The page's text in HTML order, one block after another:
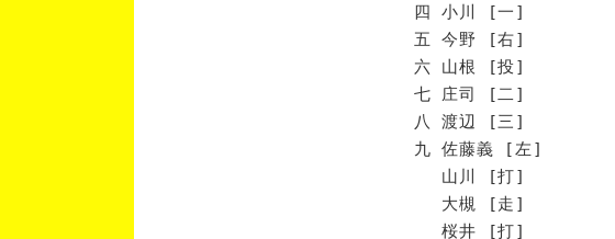
四 小川 [一]
五 今野 [右]
六 山根 [投]
七 庄司 [二]
八 渡辺 [三]
九 佐藤義 [左]
山川 [打]
大槻 [走]
桜井 [打]